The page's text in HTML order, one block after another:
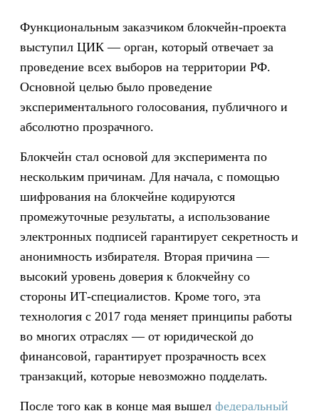
Функциональным заказчиком блокчейн-проекта
выступил ЦИК — орган, который отвечает за
проведение всех выборов на территории РФ.
Основной целью было проведение
экспериментального голосования, публичного и
абсолютно прозрачного.
Блокчейн стал основой для эксперимента по
нескольким причинам. Для начала, с помощью
шифрования на блокчейне кодируются
промежуточные результаты, а использование
электронных подписей гарантирует секретность и
анонимность избирателя. Вторая причина —
высокий уровень доверия к блокчейну со
стороны ИТ-специалистов. Кроме того, эта
технология с 2017 года меняет принципы работы
во многих отраслях — от юридической до
финансовой, гарантирует прозрачность всех
транзакций, которые невозможно подделать.
После того как в конце мая вышел федеральный